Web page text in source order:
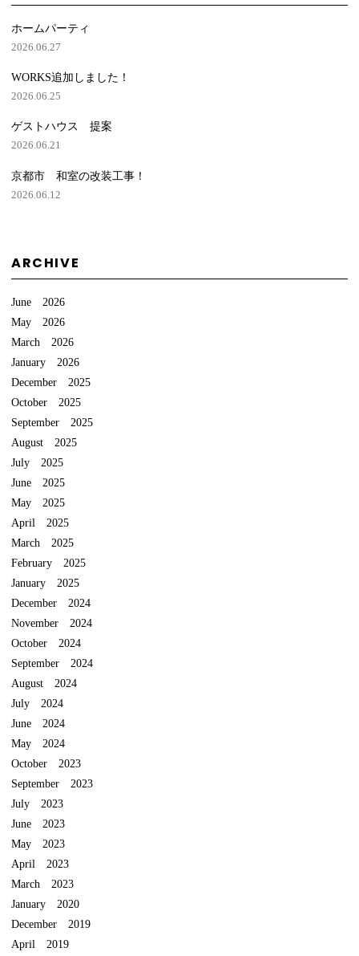
ホームパーティ
2026.06.27
WORKS追加しました！
2026.06.25
ゲストハウス 提案
2026.06.21
京都市 和室の改装工事！
2026.06.12
ARCHIVE
June 2026
May 2026
March 2026
January 2026
December 2025
October 2025
September 2025
August 2025
July 2025
June 2025
May 2025
April 2025
March 2025
February 2025
January 2025
December 2024
November 2024
October 2024
September 2024
August 2024
July 2024
June 2024
May 2024
October 2023
September 2023
July 2023
June 2023
May 2023
April 2023
March 2023
January 2020
December 2019
April 2019